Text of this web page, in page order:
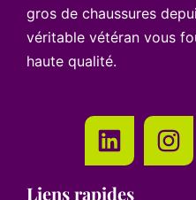
gros de chaussures
véritable vétéran vous
haute qualité.
Liens rapides